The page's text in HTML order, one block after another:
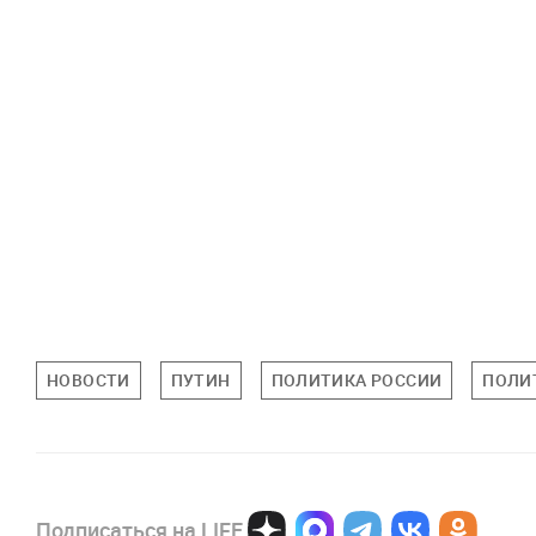
НОВОСТИ ПУТИН ПОЛИТИКА РОССИИ